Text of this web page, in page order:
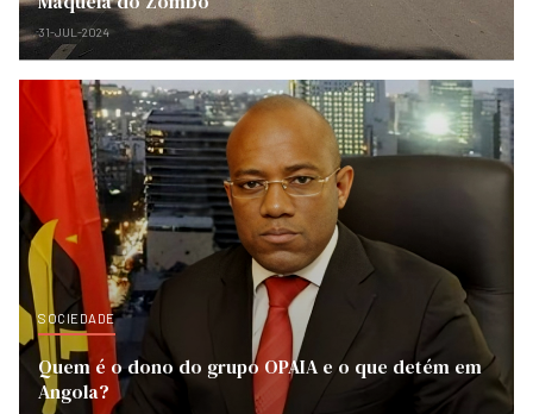
31-JUL-2024
SOCIEDADE
Quem é o dono do grupo OPAIA e o que detém em
Angola?